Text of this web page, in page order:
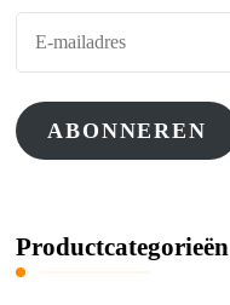
ABONNEREN
Productcategorieën